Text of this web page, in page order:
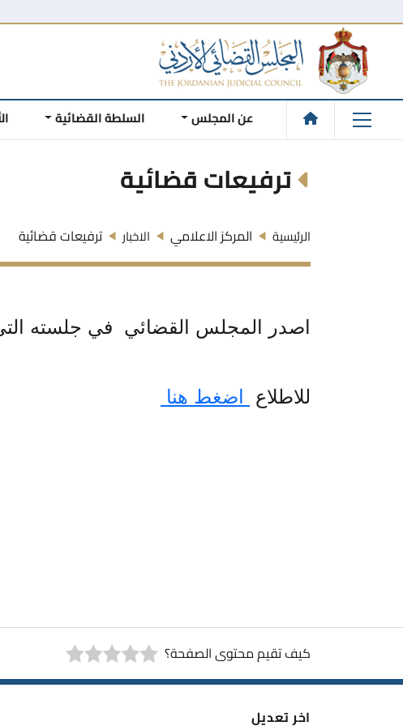
عن المجلس السلطة القضائية
ترفيعات قضائية
الرئيسية المركز الاعلامي الاخبار ترفيعات قضائية
اصدر المجلس القضائي في جلسته التي
للاطلاع اضغط هنا
كيف تقيم محتوى الصفحة؟
اخر تعديل